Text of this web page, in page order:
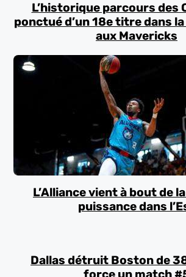
L’historique parcours des
ponctué d’un 18e titre dans
aux Mavericks
L’Alliance vient à bout de
puissance dans
Dallas détruit Boston de